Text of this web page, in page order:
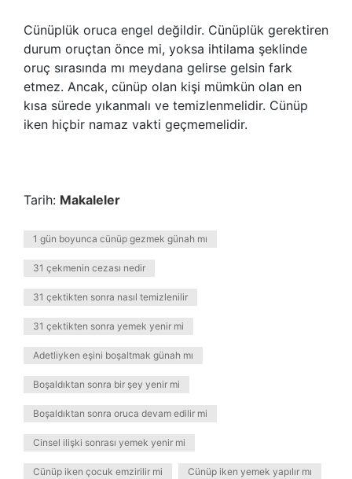
Cünüplük oruca engel değildir. Cünüplük gerektiren
durum oruçtan önce mi, yoksa ihtilama şeklinde
oruç sırasında mı meydana gelirse gelsin fark
etmez. Ancak, cünüp olan kişi mümkün olan en
kısa sürede yıkanmalı ve temizlenmelidir. Cünüp
iken hiçbir namaz vakti geçmemelidir.
Tarih: Makaleler
1 gün boyunca cünüp gezmek günah mı
31 çekmenin cezası nedir
31 çektikten sonra nasıl temizlenilir
31 çektikten sonra yemek yenir mi
Adetliyken eşini boşaltmak günah mı
Boşaldıktan sonra bir şey yenir mi
Boşaldıktan sonra oruca devam edilir mi
Cinsel ilişki sonrası yemek yenir mi
Cünüp iken çocuk emzirilir mi Cünüp iken yemek yapılır mı